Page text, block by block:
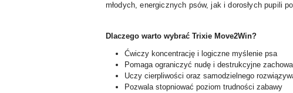
młodych, energicznych psów, jak i dorosłych pupili
Dlaczego warto wybrać Trixie Move2Win?
Ćwiczy koncentrację i logiczne myślenie psa
Pomaga ograniczyć nudę i destrukcyjne
Uczy cierpliwości oraz samodzielnego
Pozwala stopniować poziom trudności zabawy